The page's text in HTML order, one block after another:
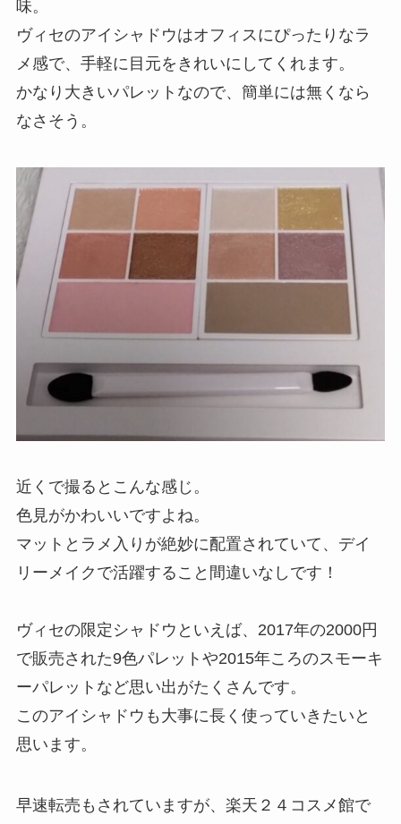
味。
ヴィセのアイシャドウはオフィスにぴったりなラ
メ感で、手軽に目元をきれいにしてくれます。
かなり大きいパレットなので、簡単には無くなら
なさそう。
近くで撮るとこんな感じ。
色見がかわいいですよね。
マットとラメ入りが絶妙に配置されていて、デイ
リーメイクで活躍すること間違いなしです！
ヴィセの限定シャドウといえば、2017年の2000円
で販売された9色パレットや2015年ころのスモーキ
ーパレットなど思い出がたくさんです。
このアイシャドウも大事に長く使っていきたいと
思います。
早速転売もされていますが、楽天２４コスメ館で